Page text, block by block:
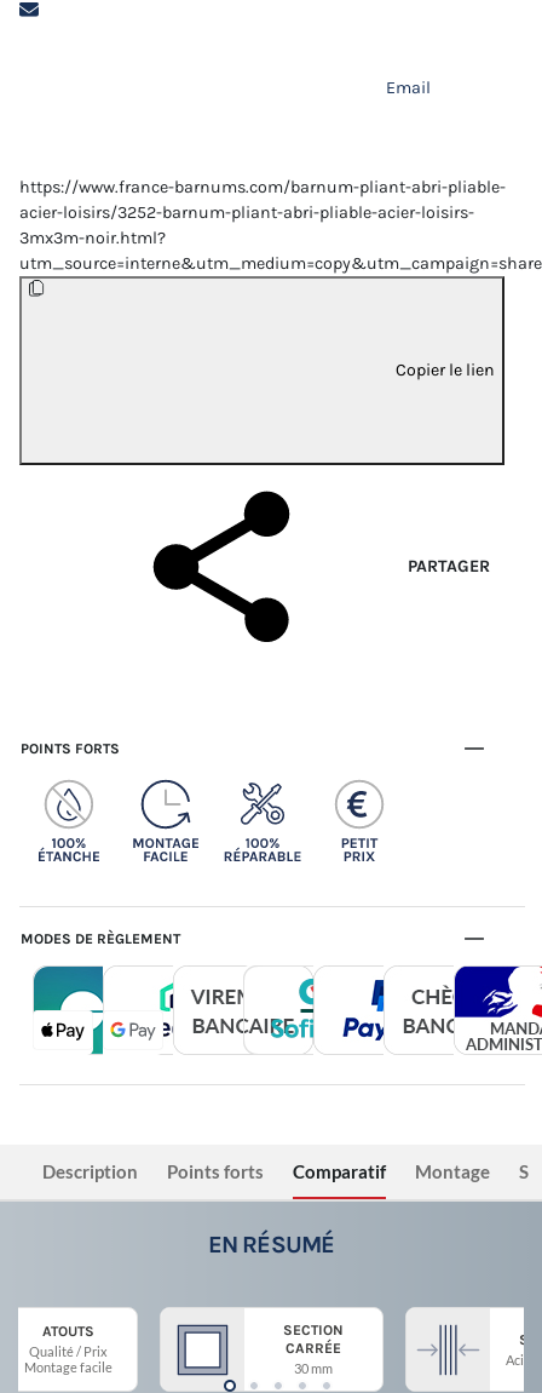
Email
https://www.france-barnums.com/barnum-pliant-abri-pliable-
acier-loisirs/3252-barnum-pliant-abri-pliable-acier-loisirs-
3mx3m-noir.html?
Copier le lien
PARTAGER
POINTS FORTS
MODES DE RÈGLEMENT
Description Points forts Comparatif Montage
EN RÉSUMÉ
ATOUTS
Qualité / Prix
Montage facile
SECTION
CARRÉE
30 mm
Acier